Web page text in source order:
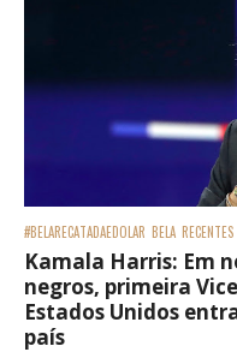
#BELARECATADAEDOLAR BELA RECENTES
Kamala Harris: Em
negros, primeira
Estados Unidos
país